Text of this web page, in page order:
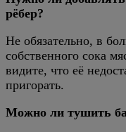
рёбер?
Не обязательно, в
собственного сока
видите, что её
пригорать.
Можно ли тушить